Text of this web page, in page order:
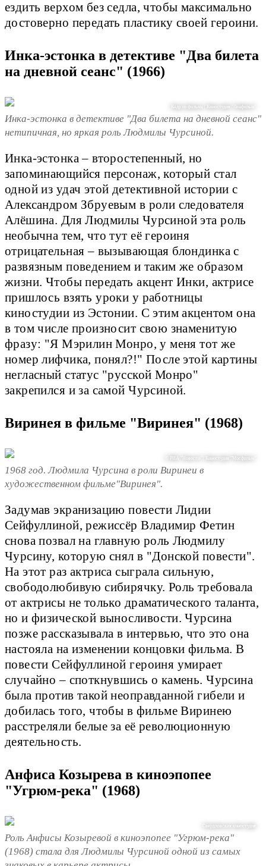
ездить верхом без седла, чтобы максимально
достоверно передать пластику своей героини.
Инка-эстонка в детективе "Два билета
на дневной сеанс" (1966)
Кадр из фильма | Киностудия "Ленфильм"
Инка-эстонка в детективе "Два билета на дневной сеанс"
нетипичная, но яркая роль Людмилы Чурсиной.
Инка-эстонка – второстепенный, но
запоминающийся персонаж, который стал
одной из удач этой детективной истории с
Александром Збруевым в роли следователя
Алёшина. Для Людмилы Чурсиной эта роль
необычна тем, что тут её героиня
отрицательная – вызывающая блондинка с
развязным поведением и таким же образом
жизни. Чтобы передать акцент Инки, актрисе
пришлось взять уроки у работницы
киностудии из Эстонии. С этим акцентом она
в том числе произносит свою знаменитую
фразу: "Я Мэрилин Монро, у меня тот же
номер лифчика, понял?!" После этой картины
негласный статус "русской Монро"
закрепился и за самой Чурсиной.
Виринея в фильме "Виринея" (1968)
© РИА "Новости" | Киностудия "Мосфильм"
1968 год. Людмила Чурсина в роли Виринеи в
художественном фильме"Виринея".
Задумав экранизацию повести Лидии
Сейфуллиной, режиссёр Владимир Фетин
снова позвал на главную роль Людмилу
Чурсину, которую снял в "Донской повести".
На этот раз актриса сыграла сильную,
свободолюбивую сибирячку. Роль требовала
от актрисы не только драматического таланта,
но и физической выносливости. Чурсина
позже рассказывала в интервью, что это она
настояла на изменении концовки фильма. В
повести Сейфуллиной героиня умирает
случайно – споткнувшись о камень. Чурсина
была против такой неоправданной гибели и
добилась того, чтобы в фильме Виринею
расстреляли белые за её революционную
деятельность.
Анфиса Козырева в киноэпопее
"Угрюм-река" (1968)
Свердловская киностудия
Роль Анфисы Козыревой в киноэпопее "Угрюм-река"
(1968) стала для Людмилы Чурсиной одной из самых